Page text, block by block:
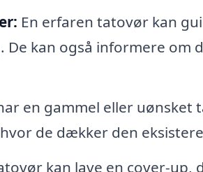
En erfaren tatovør kan
De kan også informere om
en gammel eller
de dækker den
kan lave en cover-up,